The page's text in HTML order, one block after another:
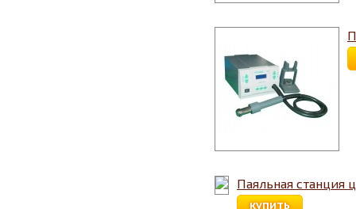
Паяльная станция
купить